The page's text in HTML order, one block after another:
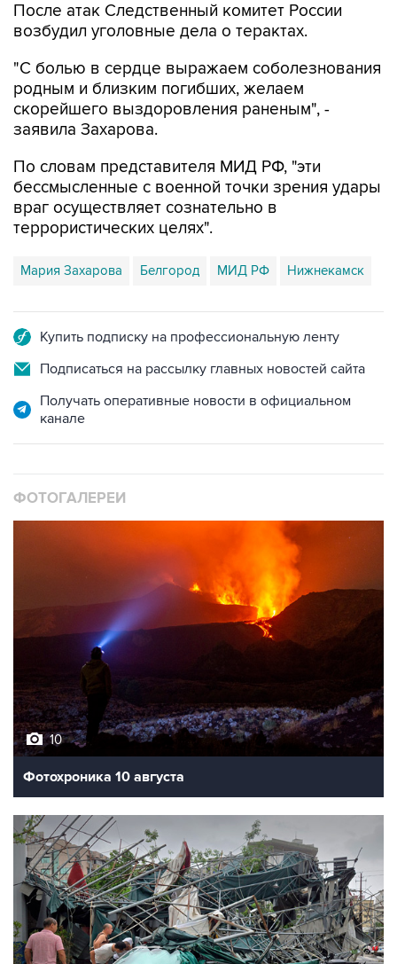
После атак Следственный комитет России
возбудил уголовные дела о терактах.
"С болью в сердце выражаем соболезнования
родным и близким погибших, желаем
скорейшего выздоровления раненым", -
заявила Захарова.
По словам представителя МИД РФ, "эти
бессмысленные с военной точки зрения удары
враг осуществляет сознательно в
террористических целях".
Мария Захарова Белгород МИД РФ Нижнекамск
Купить подписку на профессиональную ленту
Подписаться на рассылку главных новостей сайта
Получать оперативные новости в официальном
канале
ФОТОГАЛЕРЕИ
10
Фотохроника 10 августа